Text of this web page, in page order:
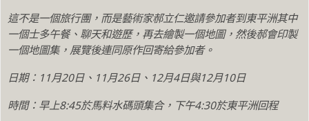
這不是一個旅行團，而是藝術家郝立仁邀請參加者到東平洲其中
一個士多午餐、聊天和遊歷，再去繪製一個地圖，然後郝會印製
一個地圖集，展覽後連同原作回寄給參加者。
日期：11月20日、11月26日、12月4日與12月10日
時間：早上8:45於馬料水碼頭集合，下午4:30於東平洲回程